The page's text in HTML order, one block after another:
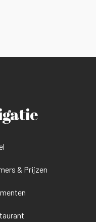
& Prijzen